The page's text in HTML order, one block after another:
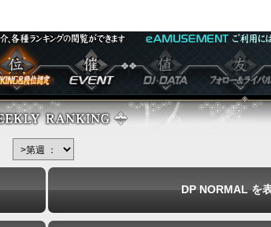
段位 ◆EVENT ◆DJ DATA
◆フォロー＆ラ
イバル